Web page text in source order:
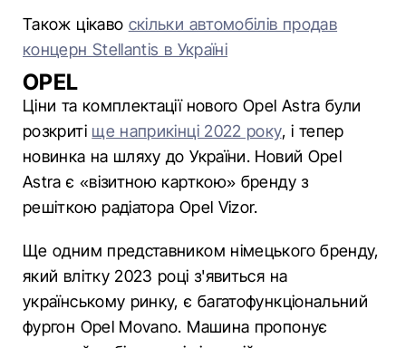
Також цікаво скільки автомобілів продав
концерн Stellantis в Україні
OPEL
Ціни та комплектації нового Opel Astra були
розкриті ще наприкінці 2022 року, і тепер
новинка на шляху до України. Новий Opel
Astra є «візитною карткою» бренду з
решіткою радіатора Opel Vizor.
Ще одним представником німецького бренду,
який влітку 2023 році з'явиться на
українському ринку, є багатофункціональний
фургон Opel Movano. Машина пропонує